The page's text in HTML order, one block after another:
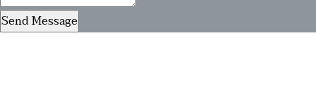
Send Message